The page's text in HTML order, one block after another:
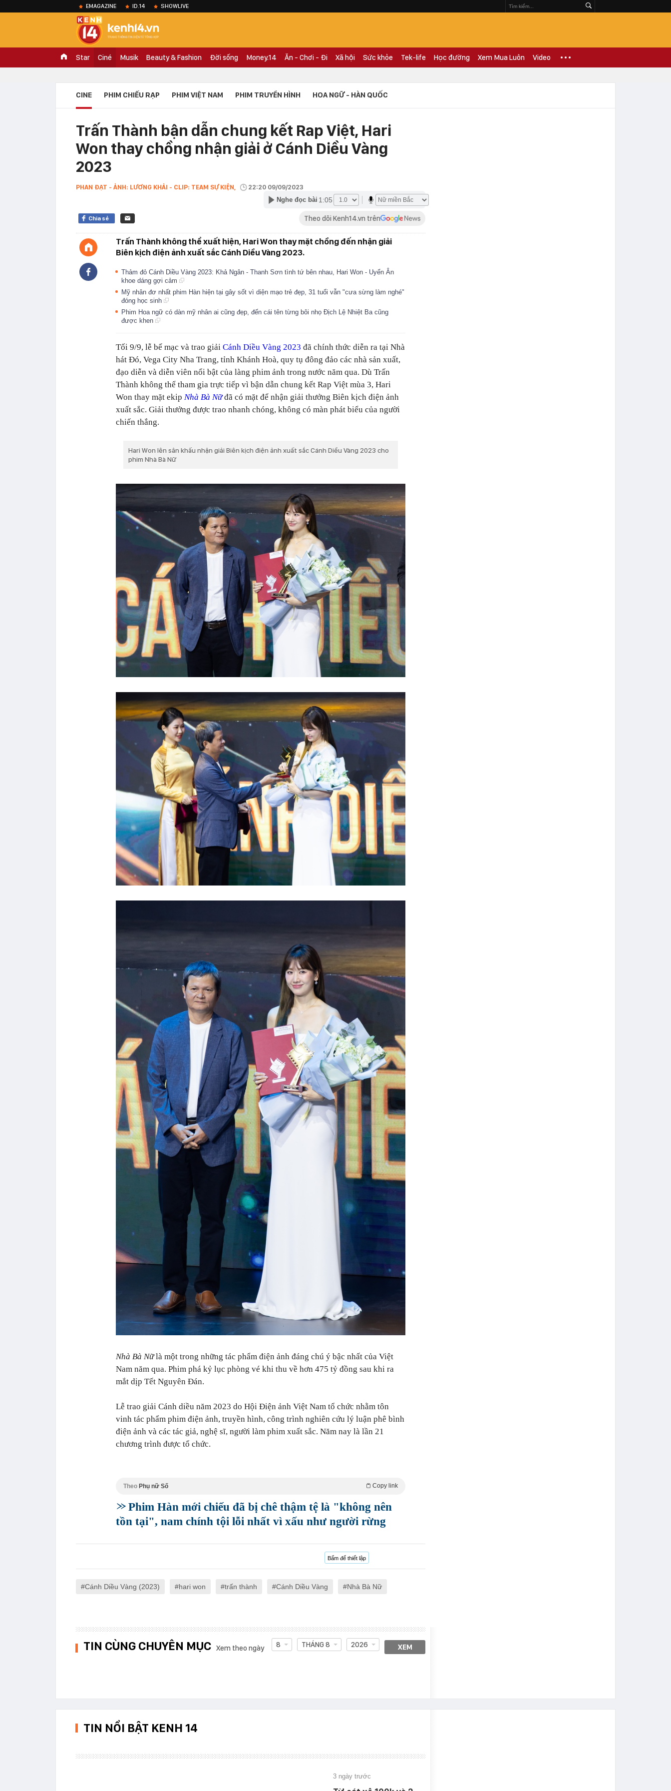
EMAGAZINE ID.14 SHOWLIVE
Star Ciné Musik Beauty & Fashion Đời sống Money.14 Ăn - Chơi - Đi Xã hội Sức khỏe Tek-life Học đường Xem Mua Luôn Video
CINE PHIM CHIẾU RẠP PHIM VIỆT NAM PHIM TRUYỀN HÌNH HOA NGỮ - HÀN QUỐC
Trấn Thành bận dẫn chung kết Rap Việt, Hari
Won thay chồng nhận giải ở Cánh Diều Vàng
2023
PHAN ĐẠT - ẢNH: LƯƠNG KHẢI - CLIP: TEAM SỰ KIỆN,
22:20 09/09/2023
Nghe đọc bài 1:05
Chia sẻ Theo dõi Kenh14.vn trên
Trấn Thành không thể xuất hiện, Hari Won thay mặt chồng đến nhận giải
Biên kịch điện ảnh xuất sắc Cánh Diều Vàng 2023.
Thảm đỏ Cánh Diều Vàng 2023: Khả Ngân - Thanh Sơn tình tứ bên nhau, Hari Won - Uyển Ân
khoe dáng gợi cảm
Mỹ nhân đơ nhất phim Hàn hiện tại gây sốt vì diện mạo trẻ đẹp, 31 tuổi vẫn "cưa sừng làm nghé"
đóng học sinh
Phim Hoa ngữ có dàn mỹ nhân ai cũng đẹp, đến cái tên từng bôi nhọ Địch Lệ Nhiệt Ba cũng
được khen
Tối 9/9, lễ bế mạc và trao giải Cánh Diều Vàng 2023 đã chính thức diễn ra tại Nhà
hát Đó, Vega City Nha Trang, tỉnh Khánh Hoà, quy tụ đông đảo các nhà sản xuất,
đạo diễn và diễn viên nổi bật của làng phim ảnh trong nước năm qua. Dù Trấn
Thành không thể tham gia trực tiếp vì bận dẫn chung kết Rap Việt mùa 3, Hari
Won thay mặt ekip Nhà Bà Nữđã có mặt để nhận giải thưởng Biên kịch điện ảnh
xuất sắc. Giải thưởng được trao nhanh chóng, không có màn phát biểu của người
chiến thắng.
Hari Won lên sân khấu nhận giải Biên kịch điện ảnh xuất sắc Cánh Diều Vàng 2023 cho
phim Nhà Bà Nữ
Nhà Bà Nữlà một trong những tác phẩm điện ảnh đáng chú ý bậc nhất của Việt
Nam năm qua. Phim phá kỷ lục phòng vé khi thu về hơn 475 tỷ đồng sau khi ra
mắt dịp Tết Nguyên Đán.
Lễ trao giải Cánh diều năm 2023 do Hội Điện ảnh Việt Nam tổ chức nhằm tôn
vinh tác phẩm phim điện ảnh, truyền hình, công trình nghiên cứu lý luận phê bình
điện ảnh và các tác giả, nghệ sĩ, người làm phim xuất sắc. Năm nay là lần 21
chương trình được tổ chức.
Theo Phụ nữ Số Copy link
Phim Hàn mới chiếu đã bị chê thậm tệ là "không nên
tồn tại", nam chính tội lỗi nhất vì xấu như người rừng
Bấm để thiết lập
Cánh Diều Vàng (2023) hari won trấn thành Cánh Diều Vàng Nhà Bà Nữ
TIN CÙNG CHUYÊN MỤC Xem theo ngày 8 THÁNG 8 2026 XEM
TIN NỔI BẬT KENH 14
3 ngày trước